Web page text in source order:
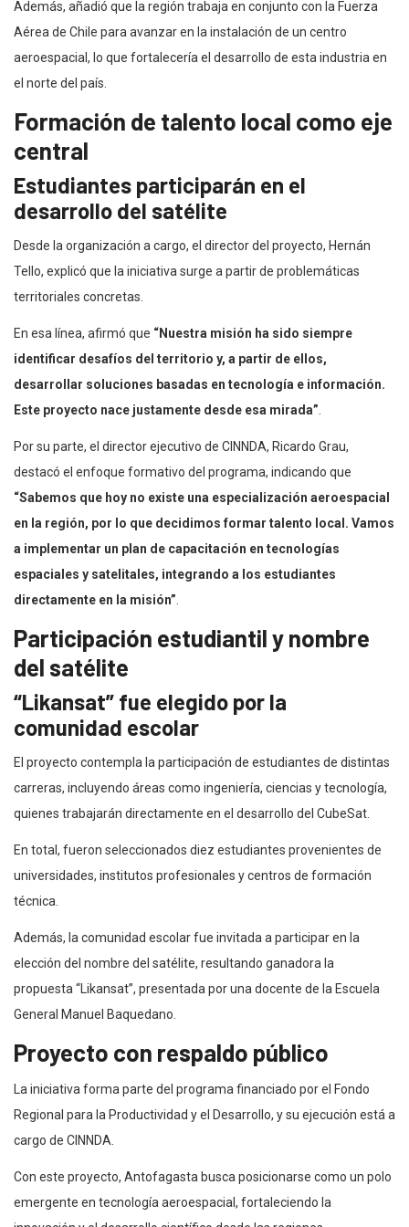
Además, añadió que la región trabaja en conjunto con la Fuerza
Aérea de Chile para avanzar en la instalación de un centro
aeroespacial, lo que fortalecería el desarrollo de esta industria en
el norte del país.
Formación de talento local como eje
central
Estudiantes participarán en el
desarrollo del satélite
Desde la organización a cargo, el director del proyecto, Hernán
Tello, explicó que la iniciativa surge a partir de problemáticas
territoriales concretas.
En esa línea, afirmó que “Nuestra misión ha sido siempre
identificar desafíos del territorio y, a partir de ellos,
desarrollar soluciones basadas en tecnología e información.
Este proyecto nace justamente desde esa mirada”
Por su parte, el director ejecutivo de CINNDA, Ricardo Grau,
destacó el enfoque formativo del programa, indicando que
“Sabemos que hoy no existe una especialización aeroespacial
en la región, por lo que decidimos formar talento local. Vamos
a implementar un plan de capacitación en tecnologías
espaciales y satelitales, integrando a los estudiantes
directamente en la misión”
Participación estudiantil y nombre
del satélite
“Likansat” fue elegido por la
comunidad escolar
El proyecto contempla la participación de estudiantes de distintas
carreras, incluyendo áreas como ingeniería, ciencias y tecnología,
quienes trabajarán directamente en el desarrollo del CubeSat.
En total, fueron seleccionados diez estudiantes provenientes de
universidades, institutos profesionales y centros de formación
técnica.
Además, la comunidad escolar fue invitada a participar en la
elección del nombre del satélite, resultando ganadora la
propuesta “Likansat”, presentada por una docente de la Escuela
General Manuel Baquedano.
Proyecto con respaldo público
La iniciativa forma parte del programa financiado por el Fondo
Regional para la Productividad y el Desarrollo, y su ejecución está a
cargo de CINNDA.
Con este proyecto, Antofagasta busca posicionarse como un polo
emergente en tecnología aeroespacial, fortaleciendo la